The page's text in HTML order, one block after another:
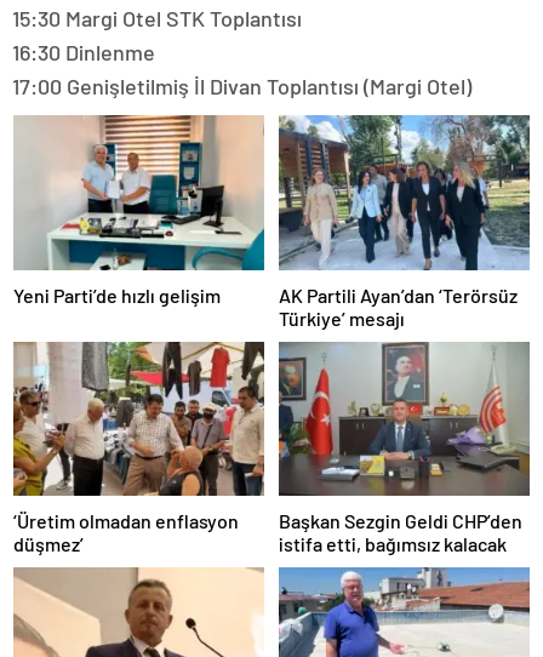
15:30 Margi Otel STK Toplantısı
16:30 Dinlenme
17:00 Genişletilmiş İl Divan Toplantısı (Margi Otel)
Yeni Parti’de hızlı gelişim
AK Partili Ayan’dan ‘Terörsüz
Türkiye’ mesajı
‘Üretim olmadan enflasyon
düşmez’
Başkan Sezgin Geldi CHP’den
istifa etti, bağımsız kalacak